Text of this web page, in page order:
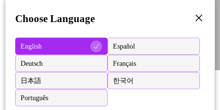
Choose Language
English Español
Deutsch Français
日本語 한국어
Português